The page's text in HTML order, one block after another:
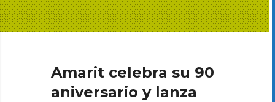
Amarit celebra su 90
aniversario y lanza